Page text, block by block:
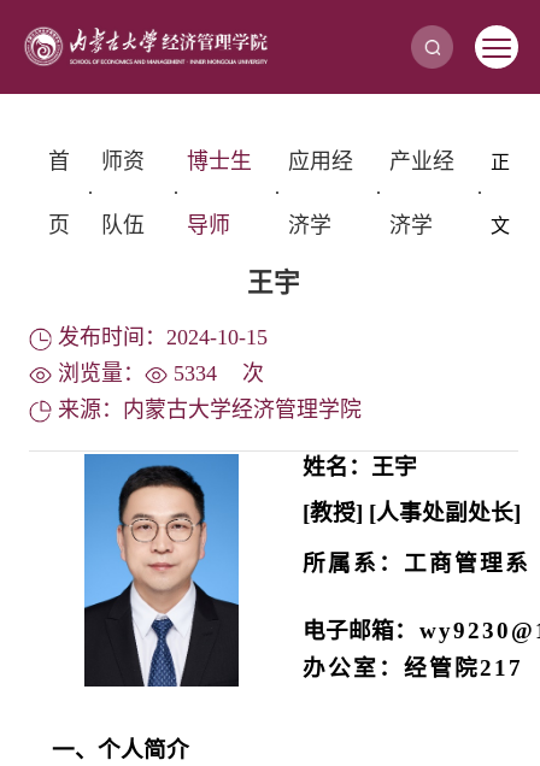
首
页
·
师资
队伍
·
博士生
导师
·
应用经
济学
·
产业经
济学
·
正
文
王宇
发布时间：2024-10-15
浏览量：
5334
次
来源：内蒙古大学经济管理学院
姓名：王宇
[教授] [人事处副处长]
所属系：工商管理系
电子邮箱：
办公室：经管院217
一、个人简介